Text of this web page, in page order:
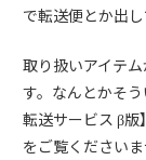
で転送便とか出し
取り扱いアイテ
す。なんとかそ
転送サービス β
をご覧くださいま